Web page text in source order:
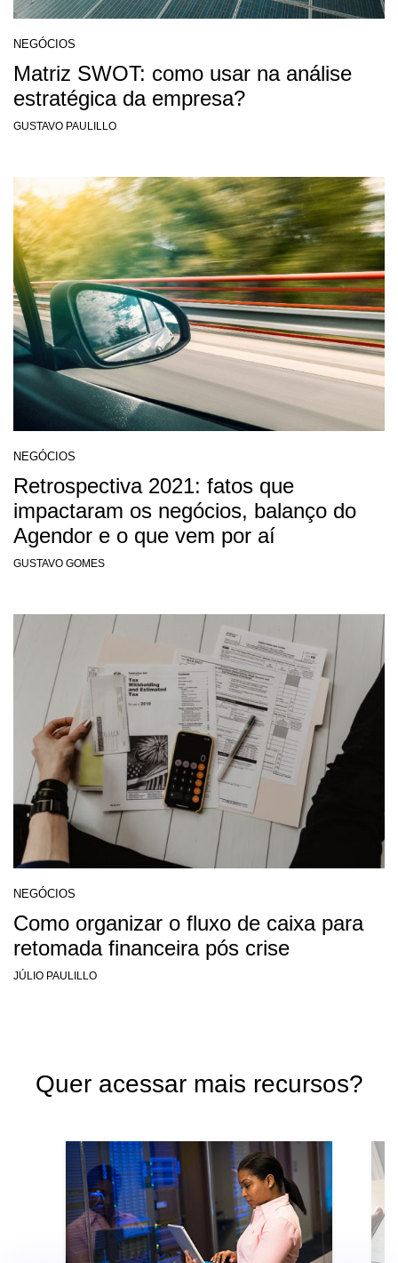
NEGÓCIOS
Matriz SWOT: como usar na análise
estratégica da empresa?
GUSTAVO PAULILLO
NEGÓCIOS
Retrospectiva 2021: fatos que
impactaram os negócios, balanço do
Agendor e o que vem por aí
GUSTAVO GOMES
NEGÓCIOS
Como organizar o fluxo de caixa para
retomada financeira pós crise
JÚLIO PAULILLO
Quer acessar mais recursos?